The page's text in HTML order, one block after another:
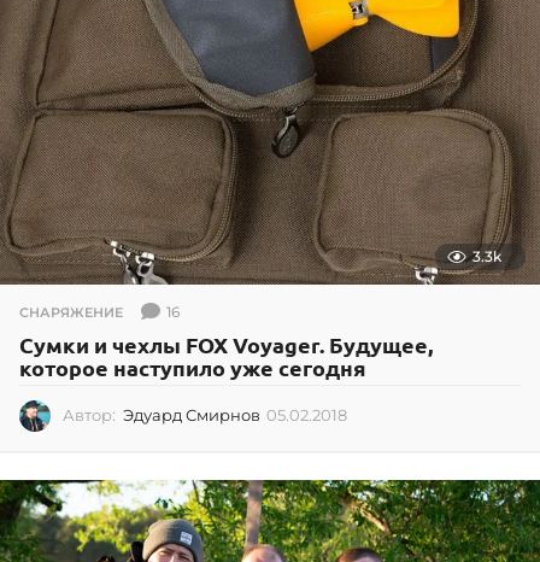
3.3k
СНАРЯЖЕНИЕ 16
Сумки и чехлы FOX Voyager. Будущее,
которое наступило уже сегодня
Автор: Эдуард Смирнов 05.02.2018
0
2
.
2